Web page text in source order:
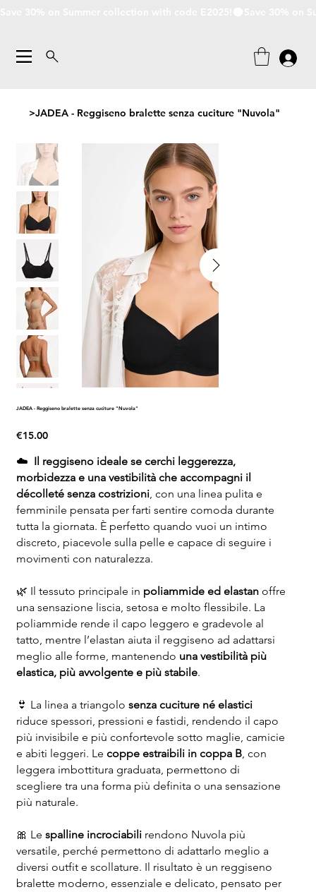
>JADEA - Reggiseno bralette senza cuciture "Nuvola"
JADEA - Reggiseno bralette senza cuciture "Nuvola"
Price
€15.00
☁️ Il reggiseno ideale se cerchi leggerezza,
morbidezza e una vestibilità che accompagni il
décolleté senza costrizioni, con una linea pulita e
femminile pensata per farti sentire comoda durante
tutta la giornata. È perfetto quando vuoi un intimo
discreto, piacevole sulla pelle e capace di seguire i
movimenti con naturalezza.
🌿 Il tessuto principale in poliammide ed elastanoffre
una sensazione liscia, setosa e molto flessibile. La
poliammide rende il capo leggero e gradevole al
tatto, mentre l’elastan aiuta il reggiseno ad adattarsi
meglio alle forme, mantenendo una vestibilità più
elastica, più avvolgente e più stabile.
👙 La linea a triangolo senza cuciture né elastici
riduce spessori, pressioni e fastidi, rendendo il capo
più invisibile e più confortevole sotto maglie, camicie
e abiti leggeri. Le coppe estraibili in coppa B, con
leggera imbottitura graduata, permettono di
scegliere tra una forma più definita o una sensazione
più naturale.
🎀 Le spalline incrociabilirendono Nuvola più
versatile, perché permettono di adattarlo meglio a
diversi outfit e scollature. Il risultato è un reggiseno
bralette moderno, essenziale e delicato, pensato per